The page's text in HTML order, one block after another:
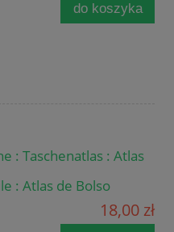
do koszyka
: Taschenatlas : Atlas
: Atlas de Bolso
18,00 zł